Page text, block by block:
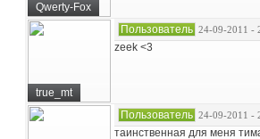
Qwerty-Fox
true_mt
Пользователь 24-09-2011 -
zeek <3
Пользователь 24-09-2011 -
таинственная для меня